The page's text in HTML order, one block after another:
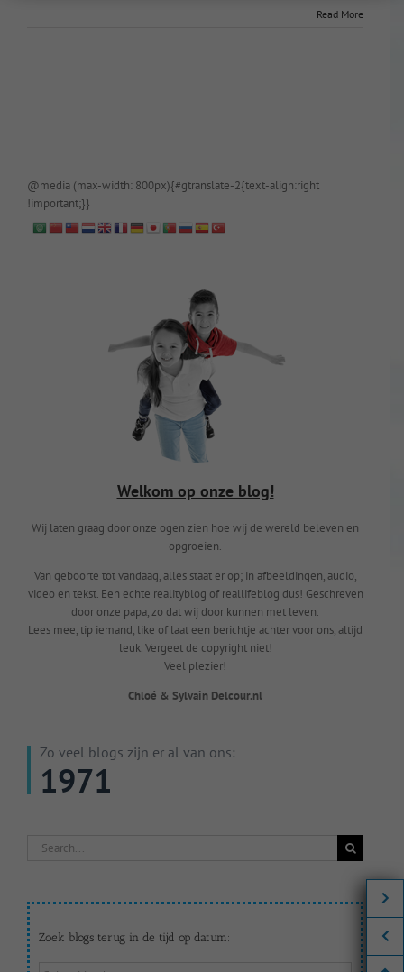
Read More
@media (max-width: 800px){#gtranslate-2{text-align:right
!important;}}
Welkom op onze blog!
Wij laten graag door onze ogen zien hoe wij de wereld beleven en
opgroeien.
Van geboorte tot vandaag, alles staat er op; in afbeeldingen, audio,
video en tekst. Een echte realityblog of reallifeblog dus! Geschreven
door onze papa, zo dat wij door kunnen met leven.
Lees mee, tip iemand, like of laat een berichtje achter voor ons, altijd
leuk. Vergeet de copyright niet!
Veel plezier!
Chloé & Sylvain Delcour.nl
Zo veel blogs zijn er al van ons:
1971
Search
Zoek blogs terug in de tijd op datum: